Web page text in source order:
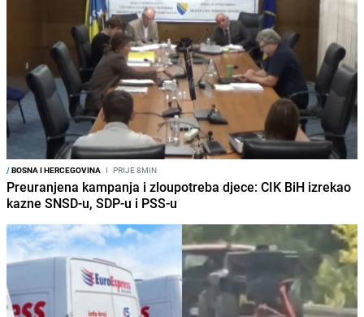
/BOSNA I HERCEGOVINA I PRIJE 8MIN
Preuranjena kampanja i zloupotreba djece: CIK BiH izrekao
kazne SNSD-u, SDP-u i PSS-u